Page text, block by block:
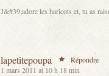
J&#39;adore les haricots et, tu as
lapetitepoupa
Répondre
1 mars 2011 at 10 h 18 min